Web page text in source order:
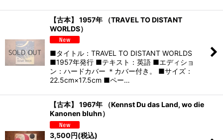
【古本】 1957年 （TRAVEL TO DISTANT
WORLDS）
■タイトル：TRAVEL TO DISTANT WORLDS
■1957年発行 ■テキスト：英語 ■エディショ
ン：ハードカバー ＊カバー付き。 ■サイズ：
22.5cm×17.5cm ■ペー…
【古本】 1967年 （Kennst Du das Land, wo die
Kanonen bluhn）
3,500円(税込)